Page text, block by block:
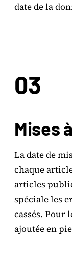
date de la
03
Mises
La date de
chaque
articles
spéciale les
cassés. Pour
ajoutée en